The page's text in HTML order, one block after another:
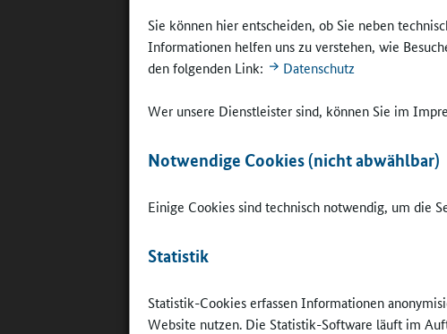
Sie können hier entscheiden, ob Sie neben
Informationen helfen uns zu verstehen, wie
den folgenden Link:
Datenschutz
Wer unsere Dienstleister sind, können Sie im
Notwendige Cookies (nicht abwählbar)
Einige Cookies sind technisch notwendig, um die
Statistik
Statistik-Cookies erfassen Informationen
Website nutzen. Die Statistik-Software läuft im
Bereich
Das
BAG
entstehen
Universitäten,